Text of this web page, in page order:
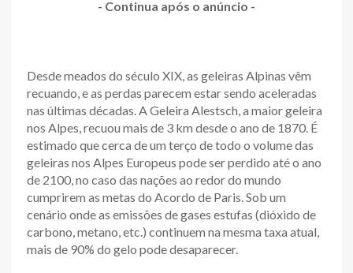
- Continua após o anúncio -
Desde meados do século XIX, as geleiras Alpinas vêm
recuando, e as perdas parecem estar sendo aceleradas
nas últimas décadas. A Geleira Alestsch, a maior geleira
nos Alpes, recuou mais de 3 km desde o ano de 1870. É
estimado que cerca de um terço de todo o volume das
geleiras nos Alpes Europeus pode ser perdido até o ano
de 2100, no caso das nações ao redor do mundo
cumprirem as metas do Acordo de Paris. Sob um
cenário onde as emissões de gases estufas (dióxido de
carbono, metano, etc.) continuem na mesma taxa atual,
mais de 90% do gelo pode desaparecer.